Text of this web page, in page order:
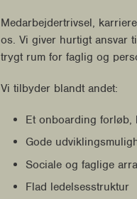
Medarbejdertrivsel,
os. Vi giver hurtigt ansvar
trygt rum for faglig og
Vi tilbyder blandt andet:
Et onboarding
Gode
Sociale og faglige
Flad ledelsesstruktur